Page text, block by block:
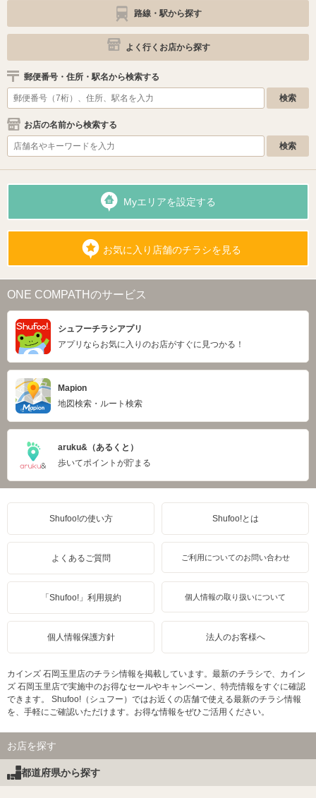
路線・駅から探す
よく行くお店から探す
郵便番号・住所・駅名から検索する
お店の名前から検索する
Myエリアを設定する
お気に入り店舗のチラシを見る
ONE COMPATHのサービス
シュフーチラシアプリ
アプリならお気に入りのお店がすぐに見つかる！
Mapion
地図検索・ルート検索
aruku&（あるくと）
歩いてポイントが貯まる
Shufoo!の使い方 Shufoo!とは
よくあるご質問 ご利用についてのお問い合わせ
「Shufoo!」利用規約 個人情報の取り扱いについて
個人情報保護方針 法人のお客様へ
カインズ 石岡玉里店のチラシ情報を掲載しています。最新のチラシで、カイン
ズ 石岡玉里店で実施中のお得なセールやキャンペーン、特売情報をすぐに確認
できます。 Shufoo!（シュフー）ではお近くの店舗で使える最新のチラシ情報
を、手軽にご確認いただけます。お得な情報をぜひご活用ください。
お店を探す
都道府県から探す